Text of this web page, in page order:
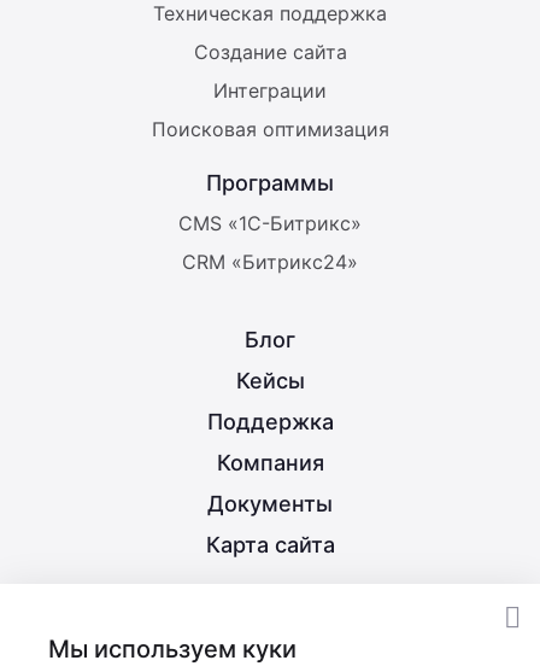
Техническая поддержка
Создание сайта
Интеграции
Поисковая оптимизация
Программы
CMS «1С-Битрикс»
CRM «Битрикс24»
Блог
Кейсы
Поддержка
Компания
Документы
Карта сайта
Мы используем куки